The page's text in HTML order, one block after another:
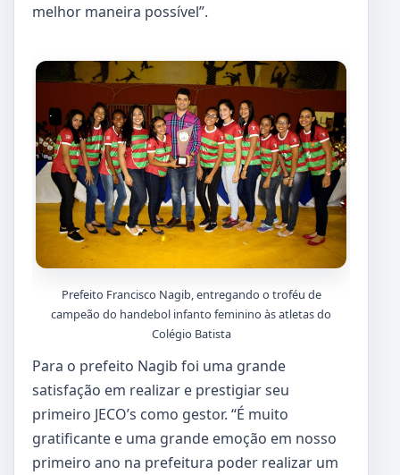
melhor maneira possível”.
Prefeito Francisco Nagib, entregando o troféu de
campeão do handebol infanto feminino às atletas do
Colégio Batista
Para o prefeito Nagib foi uma grande
satisfação em realizar e prestigiar seu
primeiro JECO’s como gestor. “É muito
gratificante e uma grande emoção em nosso
primeiro ano na prefeitura poder realizar um